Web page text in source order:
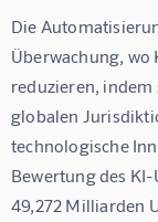
Die
Überwachung, wo
reduzieren,
globalen
technologische
Bewertung des
49,272 Milliarden